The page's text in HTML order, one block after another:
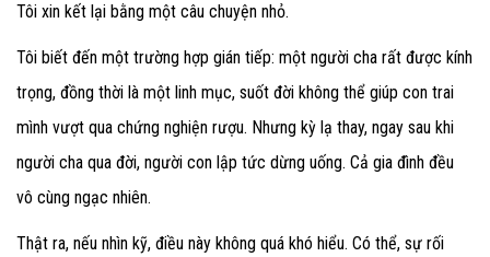
Tôi xin kết lại bằng một câu chuyện nhỏ.
Tôi biết đến một trường hợp gián tiếp: một người cha rất được kính
trọng, đồng thời là một linh mục, suốt đời không thể giúp con trai
mình vượt qua chứng nghiện rượu. Nhưng kỳ lạ thay, ngay sau khi
người cha qua đời, người con lập tức dừng uống. Cả gia đình đều
vô cùng ngạc nhiên.
Thật ra, nếu nhìn kỹ, điều này không quá khó hiểu. Có thể, sự rối